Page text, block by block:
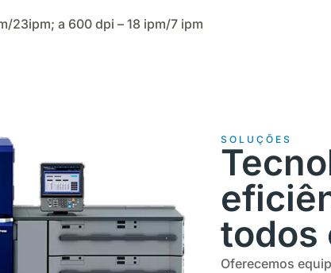
23ipm; a 600 dpi – 18 ipm/7 ipm
SOLUÇÕES
todos
Oferecemos